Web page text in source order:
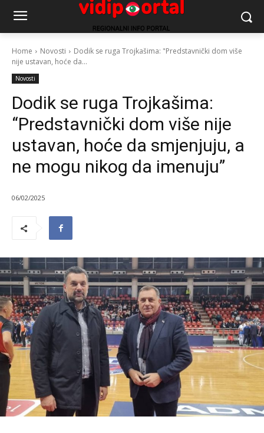
Home Novosti
Dodik se ruga Trojkašima: "Predstavnički dom više
nije ustavan, hoće da...
Novosti
Dodik se ruga Trojkašima:
“Predstavnički dom više nije
ustavan, hoće da smjenjuju, a
ne mogu nikog da imenuju”
06/02/2025